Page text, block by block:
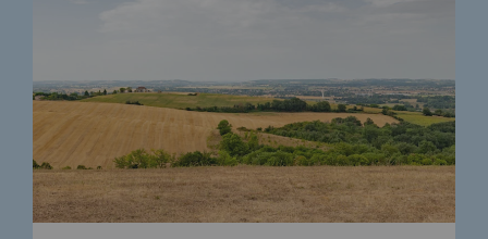
Partenariats et innovation participative
Newsroom
Newsroom